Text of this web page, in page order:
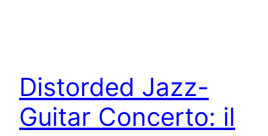
Distorded Jazz-
Guitar Concerto: il